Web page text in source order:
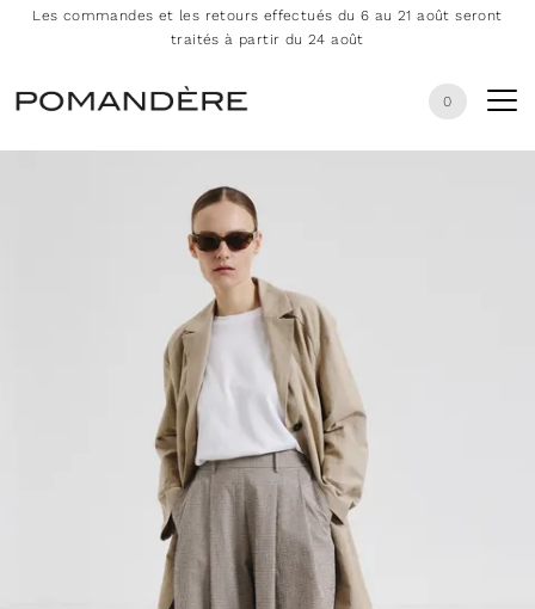
Les commandes et les retours effectués du 6 au 21 août seront
traités à partir du 24 août
0